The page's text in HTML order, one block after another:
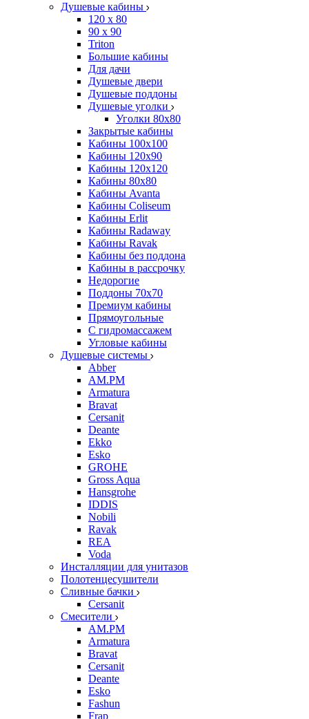
Душевые кабины
120 x 80
90 х 90
Triton
Большие кабины
Для дачи
Душевые двери
Душевые поддоны
Душевые уголки
Уголки 80х80
Закрытые кабины
Кабины 100x100
Кабины 120x90
Кабины 120х120
Кабины 80х80
Кабины Avanta
Кабины Coliseum
Кабины Erlit
Кабины Radaway
Кабины Ravak
Кабины без поддона
Кабины в рассрочку
Недорогие
Поддоны 70x70
Премиум кабины
Прямоугольные
С гидромассажем
Угловые кабины
Душевые системы
Abber
AM.PM
Armatura
Bravat
Cersanit
Deante
Ekko
Esko
GROHE
Gross Aqua
Hansgrohe
IDDIS
Nobili
Ravak
REA
Voda
Инсталляции для унитазов
Полотенцесушители
Сливные бачки
Cersanit
Смесители
AM.PM
Armatura
Bravat
Cersanit
Deante
Esko
Fashun
Frap